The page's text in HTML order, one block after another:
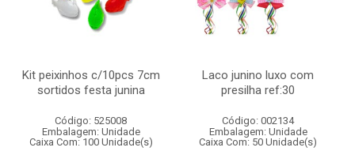
Kit peixinhos c/10pcs 7cm
sortidos festa junina
Código: 525008
Embalagem: Unidade
Caixa Com: 100 Unidade(s)
Laco junino luxo com
presilha ref:30
Código: 002134
Embalagem: Unidade
Caixa Com: 50 Unidade(s)